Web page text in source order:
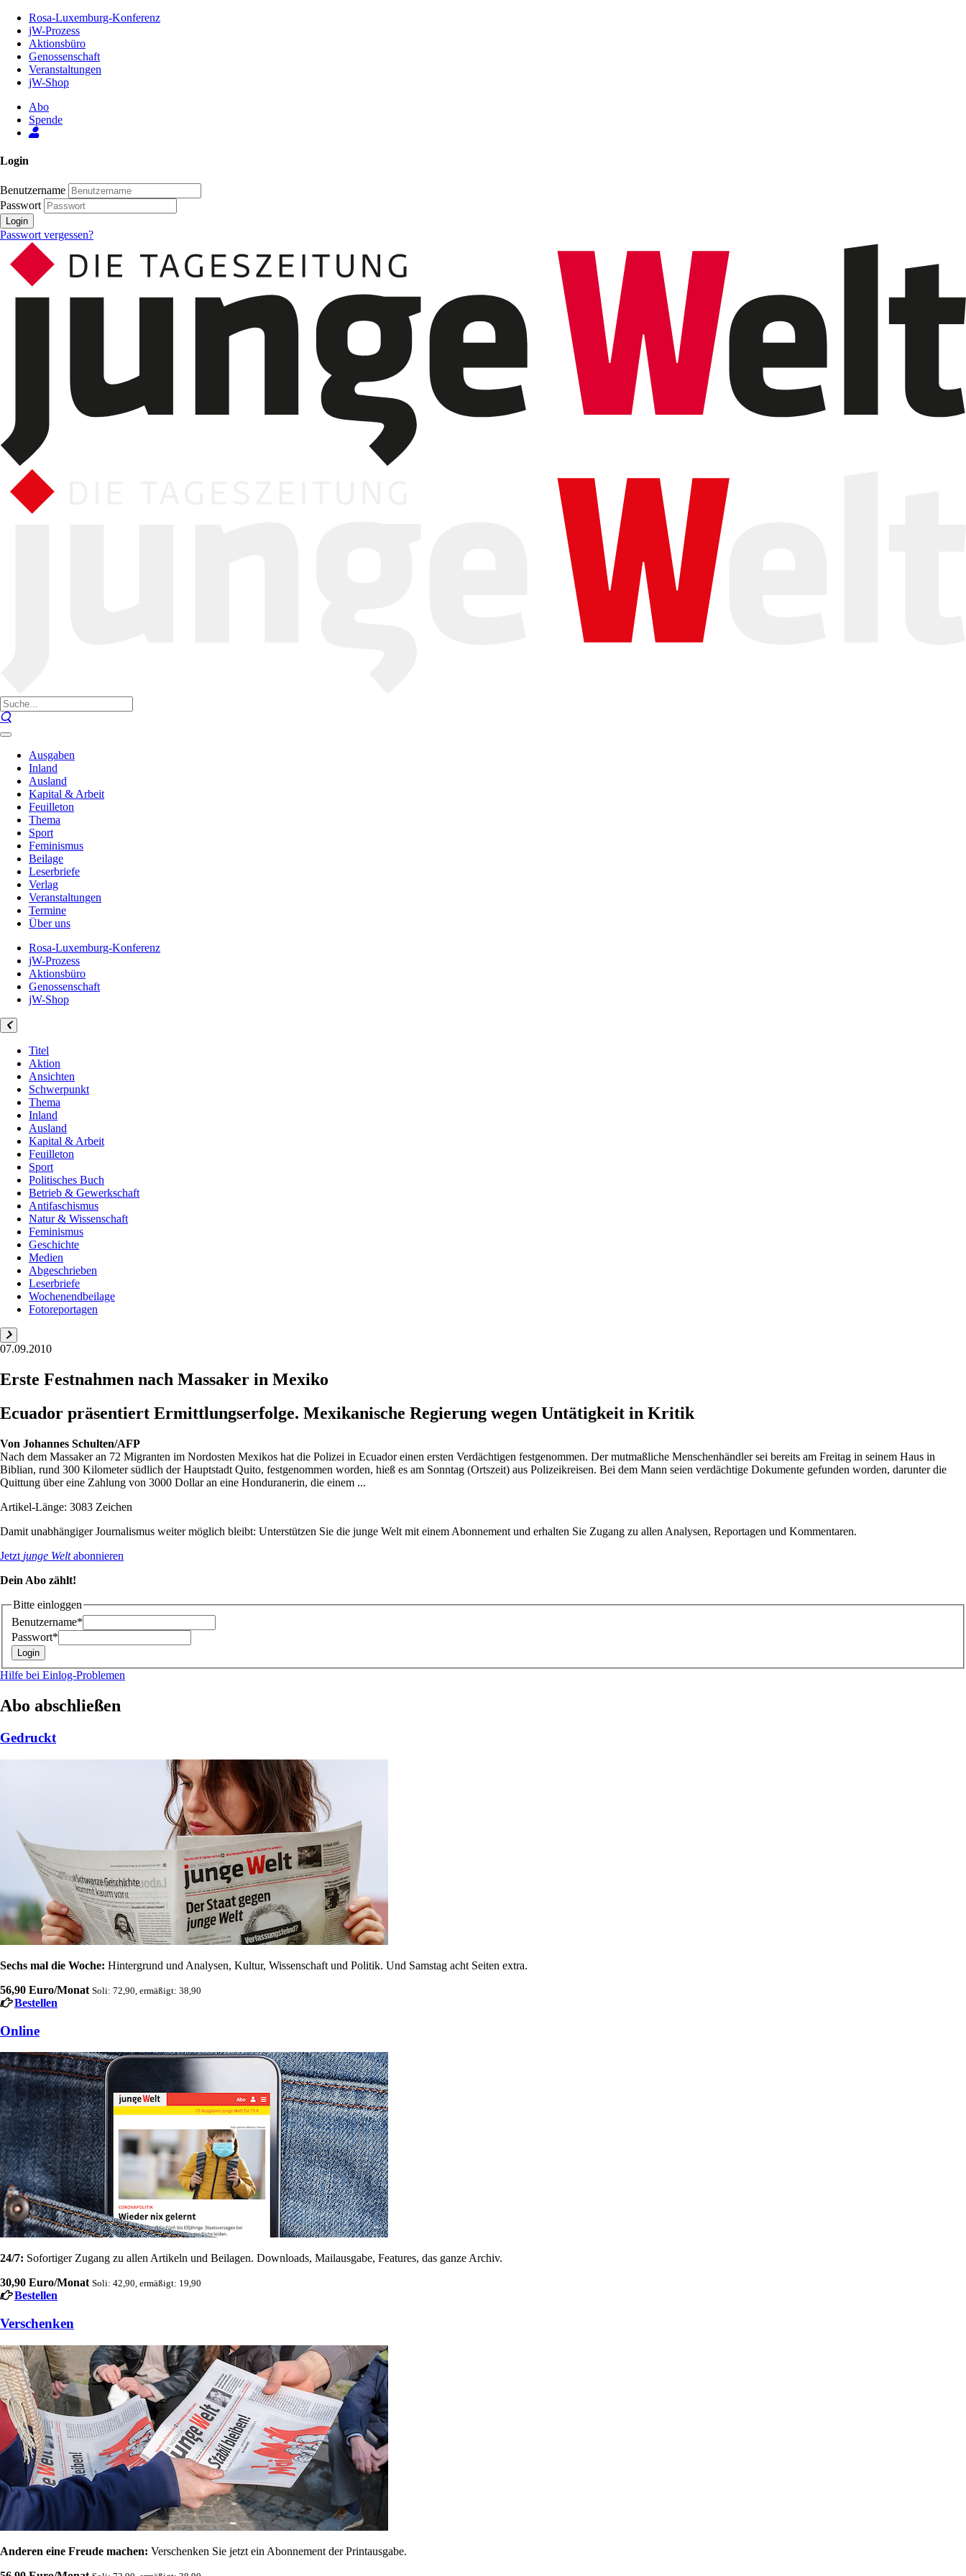
Inhalt
Seite
Rosa-Luxemburg-Konferenz
jW-Prozess
Aktionsbüro
Genossenschaft
Veranstaltungen
jW-Shop
Abo
Spende
Login
Benutzername
Passwort
Login
Passwort vergessen?
Ausgaben
Inland
Ausland
Kapital & Arbeit
Feuilleton
Thema
Sport
Feminismus
Beilage
Leserbriefe
Verlag
Veranstaltungen
Termine
Über uns
Rosa-Luxemburg-Konferenz
jW-Prozess
Aktionsbüro
Genossenschaft
jW-Shop
Titel
Aktion
Ansichten
Schwerpunkt
Thema
Inland
Ausland
Kapital & Arbeit
Feuilleton
Sport
Politisches Buch
Betrieb & Gewerkschaft
Antifaschismus
Natur & Wissenschaft
Feminismus
Geschichte
Medien
Abgeschrieben
Leserbriefe
Wochenendbeilage
Fotoreportagen
07.09.2010
Erste Festnahmen nach Massaker in Mexiko
Ecuador präsentiert Ermittlungserfolge. Mexikanische Regierung wegen Untätigkeit in Kritik
Von Johannes Schulten/AFP
Nach dem Massaker an 72 Migranten im Nordosten Mexikos hat die Polizei in Ecuador einen ersten Verdächtigen festgenommen. Der mutmaßliche Menschenhändler sei bereits am Freitag in seinem Haus in
Biblian, rund 300 Kilometer südlich der Hauptstadt Quito, festgenommen worden, hieß es am Sonntag (Ortszeit) aus Polizeikreisen. Bei dem Mann seien verdächtige Dokumente gefunden worden, darunter die
Quittung über eine Zahlung von 3000 Dollar an eine Honduranerin, die einem ...
Artikel-Länge: 3083 Zeichen
Damit unabhängiger Journalismus weiter möglich bleibt: Unterstützen Sie die junge Welt mit einem Abonnement und erhalten Sie Zugang zu allen Analysen, Reportagen und Kommentaren.
Jetzt junge Weltabonnieren
Dein Abo zählt!
Bitte einloggen
Benutzername*
Passwort*
Hilfe bei Einlog-Problemen
Abo abschließen
Gedruckt
Sechs mal die Woche: Hintergrund und Analysen, Kultur, Wissenschaft und Politik. Und Samstag acht Seiten extra.
56,90 Euro/Monat Soli: 72,90, ermäßigt: 38,90
Bestellen
Online
24/7: Sofortiger Zugang zu allen Artikeln und Beilagen. Downloads, Mailausgabe, Features, das ganze Archiv.
30,90 Euro/Monat Soli: 42,90, ermäßigt: 19,90
Bestellen
Verschenken
Anderen eine Freude machen: Verschenken Sie jetzt ein Abonnement der Printausgabe.